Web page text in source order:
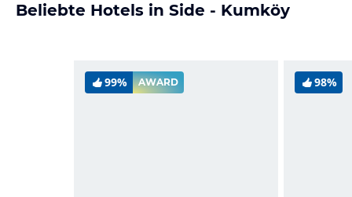
Beliebte Hotels in Side - Kumköy
99% AWARD 98%